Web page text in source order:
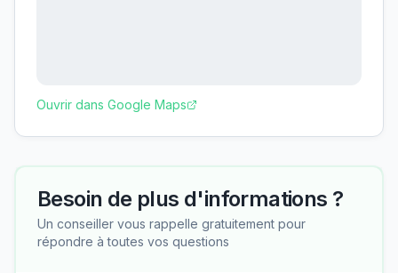
Ouvrir dans Google Maps
Besoin de plus d'informations ?
Un conseiller vous rappelle gratuitement pour
répondre à toutes vos questions